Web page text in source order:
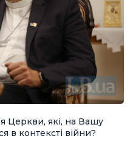
Церкви, які, на Вашу
в контексті війни?